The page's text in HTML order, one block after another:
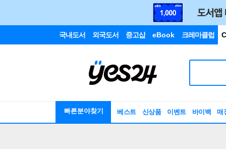
국내도서 외국도서 중고샵 eBook 크레마클럽
빠른분야찾기 베스트 신상품 이벤트 바이백 매